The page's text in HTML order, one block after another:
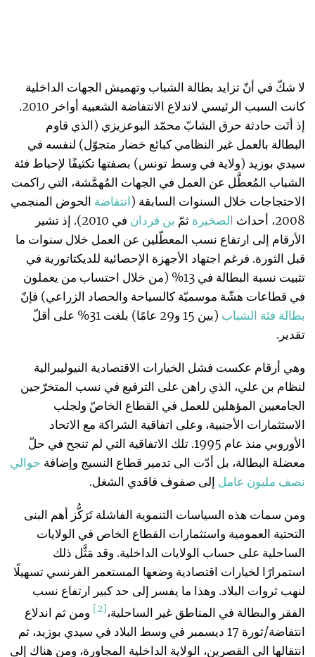
لا شكّ في أنّ تزايد بطالة الشباب وتهميش الجهات الداخلية
كانت السبب الرئيسي لاندلاع الانتفاضة الشعبية أواخر 2010.
إذ أتَت حادثة حرق الشابّ محمّد البوعزيزي (الذي قاوم
البطالة بالعمل غير النظامي كبائع خضار متجوّل) لنفسه في
سيدي بوزيد (ولاية في وسط تونس) بصفتها تكثيفًا لإحباط فئة
الشباب المُعطَّل عن العمل في الجهات المُهمَّشة، التي راكمت
الاحتجاجات خلال السنوات السابقة (انتفاضة الحوض المنجمي
2008، أحداث
الصخيرة ثمّ بن قردان
في 2010). إذ تشير
الأرقام إلى ارتفاع نسب المعطّلين عن العمل خلال سنوات ما
قبل الثورة. فرغم اجتهاد الأجهزة الإحصائية للديكتاتورية في
تثبيت نسبة البطالة في 13% (من خلال احتساب من يعملون
في قطاعات هشّة موسميّة كالسياحة والحصاد الزراعي) فإنّ
بطالة فئة الشباب
(بين 15 و29 عامًا) بلغت 31% على أقلّ
تقدير.
وهي أرقام عكست فشل الخيارات الاقتصادية النيوليبرالية
لنظام بن علي، الذي راهن على الترفيع في نسب المتخرّجين
الجامعيين المؤهلين للعمل في القطاع الخاصّ ولجلب
الاستثمارات الأجنبية، وعلى اتفاقية الشراكة مع الاتحاد
الأوروبي منذ عام 1995. تلك الاتفاقية التي لم تنجح في حلّ
معضلة البطالة، بل أدّت الى تدمير قطاع النسيج وإضافة حوالي
نصف مليون عامل إلى صفوف فاقدي الشغل.
ومن سمات هذه السياسات التنموية الفاشلة تَرَكُّز أهم البنى
التحتية العمومية واستثمارات القطاع الخاص في الولايات
الساحلية على حساب الولايات الداخلية. وقد مَثَّل ذلك
استمرارًا لخيارات اقتصادية وضعها المستعمر الفرنسي تسهيلًا
لنهب ثروات البلاد. وهذا ما يفسر إلى حد كبير ارتفاع نسب
الفقر والبطالة في المناطق غير الساحلية،[2]
ومن ثم اندلاع
انتفاضة/ثورة 17 ديسمبر في وسط البلاد في سيدي بوزيد، ثم
انتقالها الى القصرين، الولاية الداخلية المجاورة، ومن هناك إلى